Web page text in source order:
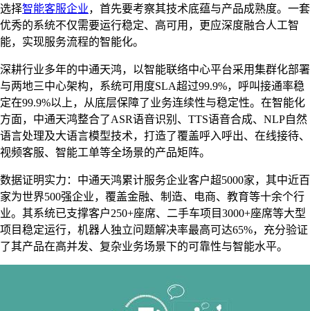
选择智能客服企业，首先要考察其技术底蕴与产品成熟度。一套
优秀的系统不仅需要运行稳定、高可用，更应深度融合人工智
能，实现服务流程的智能化。
深耕行业多年的中通天鸿，以智能联络中心平台采用集群化部署
与两地三中心架构，系统可用度SLA超过99.9%，呼叫接通率稳
定在99.9%以上，从底层保障了业务连续性与稳定性。在智能化
方面，中通天鸿整合了ASR语音识别、TTS语音合成、NLP自然
语言处理及大语言模型技术，打造了覆盖呼入呼出、在线接待、
视频客服、智能工单等全场景的产品矩阵。
数据证明实力：中通天鸿累计服务企业客户超5000家，其中近百
家为世界500强企业，覆盖金融、制造、电商、教育等十余个行
业。其系统已支撑客户250+座席、二手车项目3000+座席等大型
项目稳定运行，机器人独立问题解决率最高可达65%，充分验证
了其产品在高并发、复杂业务场景下的可靠性与智能水平。